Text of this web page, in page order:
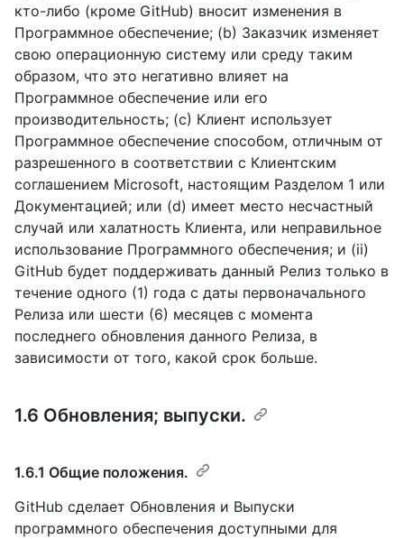
кто-либо (кроме GitHub) вносит изменения в
Программное обеспечение; (b) Заказчик изменяет
свою операционную систему или среду таким
образом, что это негативно влияет на
Программное обеспечение или его
производительность; (c) Клиент использует
Программное обеспечение способом, отличным от
разрешенного в соответствии с Клиентским
соглашением Microsoft, настоящим Разделом 1 или
Документацией; или (d) имеет место несчастный
случай или халатность Клиента, или неправильное
использование Программного обеспечения; и (ii)
GitHub будет поддерживать данный Релиз только в
течение одного (1) года с даты первоначального
Релиза или шести (6) месяцев с момента
последнего обновления данного Релиза, в
зависимости от того, какой срок больше.
1.6 Обновления; выпуски.
1.6.1 Общие положения.
GitHub сделает Обновления и Выпуски
программного обеспечения доступными для